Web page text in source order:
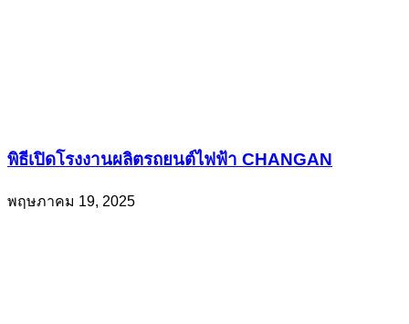
พิธีเปิดโรงงานผลิตรถยนต์ไฟฟ้า CHANGAN
พฤษภาคม 19, 2025